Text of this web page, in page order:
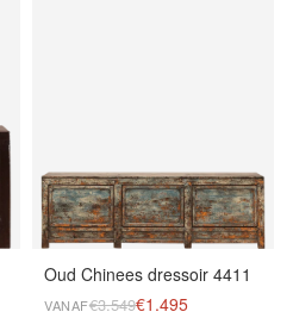
Oud Chinees dressoir 4411
VANAF€3.549€1.495